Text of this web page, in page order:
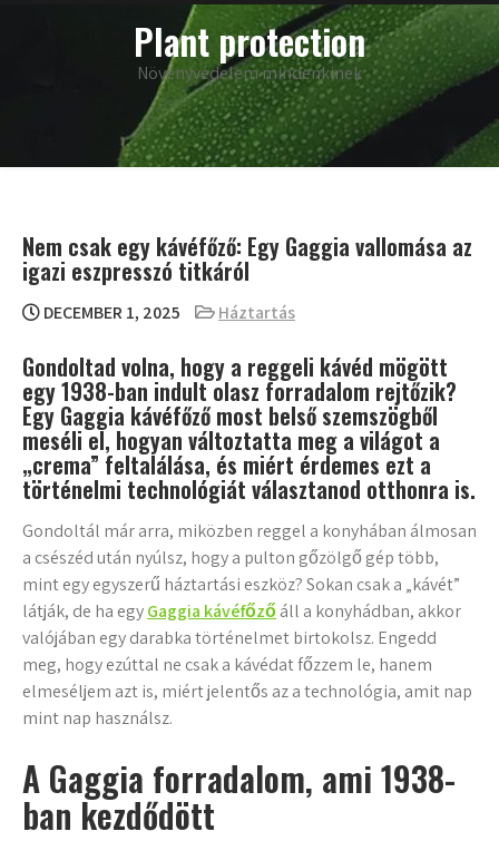
Plant protection
Növényvédelem mindenkinek
main
Nem csak egy kávéfőző: Egy Gaggia vallomása az
igazi eszpresszó titkáról
DECEMBER 1, 2025 Háztartás
Gondoltad volna, hogy a reggeli kávéd mögött
egy 1938-ban indult olasz forradalom rejtőzik?
Egy Gaggia kávéfőző most belső szemszögből
meséli el, hogyan változtatta meg a világot a
„crema” feltalálása, és miért érdemes ezt a
történelmi technológiát választanod otthonra is.
Gondoltál már arra, miközben reggel a konyhában álmosan
a csészéd után nyúlsz, hogy a pulton gőzölgő gép több,
mint egy egyszerű háztartási eszköz? Sokan csak a „kávét”
látják, de ha egyGaggia kávéfőzőáll a konyhádban, akkor
valójában egy darabka történelmet birtokolsz. Engedd
meg, hogy ezúttal ne csak a kávédat főzzem le, hanem
elmeséljem azt is, miért jelentős az a technológia, amit nap
mint nap használsz.
A Gaggia forradalom, ami 1938-
ban kezdődött